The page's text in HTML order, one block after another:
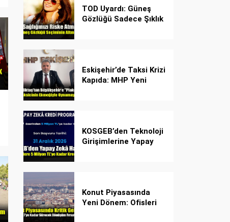
TOD Uyardı: Güneş
Gözlüğü Sadece Şıklık
Eskişehir’de Taksi Krizi
Kapıda: MHP Yeni
KOSGEB’den Teknoloji
Girişimlerine Yapay
Konut Piyasasında
Yeni Dönem: Ofisleri